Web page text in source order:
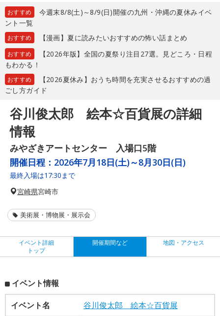
おすすめ
今週末8/8(土)～8/9(日)開催の九州・沖縄の夏休みイベ
ント一覧
おすすめ 【漫画】夏に読みたいおすすめの怖い話まとめ
おすすめ
【2026年版】全国の夏祭り注目27選。見どころ・日程
もわかる！
おすすめ
【2026夏休み】おうち時間を充実させるおすすめの過
ごし方ガイド
谷川俊太郎 絵本☆百貨展の詳細
情報
みやざきアートセンター 入場口5階
開催日程： 2026年7月18日(土)～8月30日(日)
最終入場は17:30まで
宮崎県宮崎市
美術展・博物展・展示会
イベント詳細
トップ
開催期間など 地図・アクセス
イベント情報
イベント名
谷川俊太郎 絵本☆百貨展